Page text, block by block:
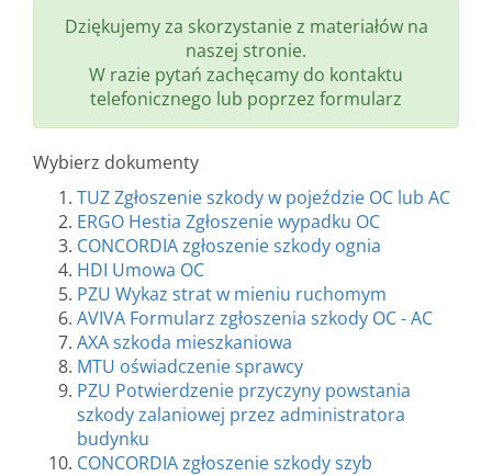
Dziękujemy za skorzystanie z materiałów na
naszej stronie.
W razie pytań zachęcamy do kontaktu
telefonicznego lub poprzez formularz
Wybierz dokumenty
TUZ Zgłoszenie szkody w pojeździe OC lub AC
ERGO Hestia Zgłoszenie wypadku OC
CONCORDIA zgłoszenie szkody ognia
HDI Umowa OC
PZU Wykaz strat w mieniu ruchomym
AVIVA Formularz zgłoszenia szkody OC - AC
AXA szkoda mieszkaniowa
MTU oświadczenie sprawcy
PZU Potwierdzenie przyczyny powstania
szkody zalaniowej przez administratora
budynku
CONCORDIA zgłoszenie szkody szyb